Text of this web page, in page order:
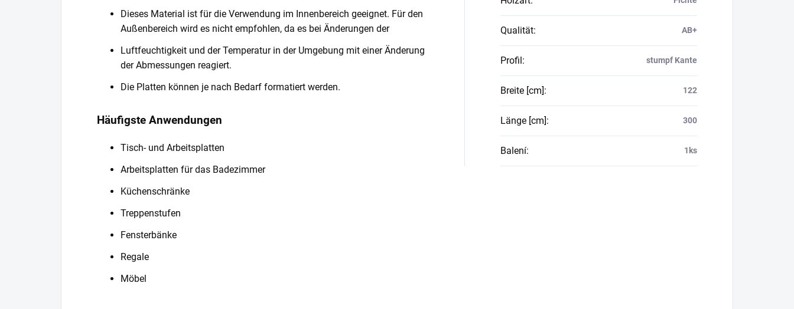
Dieses Material ist für die Verwendung im Innenbereich geeignet. Für den
Außenbereich wird es nicht empfohlen, da es bei Änderungen der
Luftfeuchtigkeit und der Temperatur in der Umgebung mit einer Änderung
der Abmessungen reagiert.
Die Platten können je nach Bedarf formatiert werden.
Häufigste Anwendungen
Tisch- und Arbeitsplatten
Arbeitsplatten für das Badezimmer
Küchenschränke
Treppenstufen
Fensterbänke
Regale
Möbel
Qualität: AB+
Profil: stumpf Kante
Breite [cm]: 122
Länge [cm]: 300
Balení: 1ks